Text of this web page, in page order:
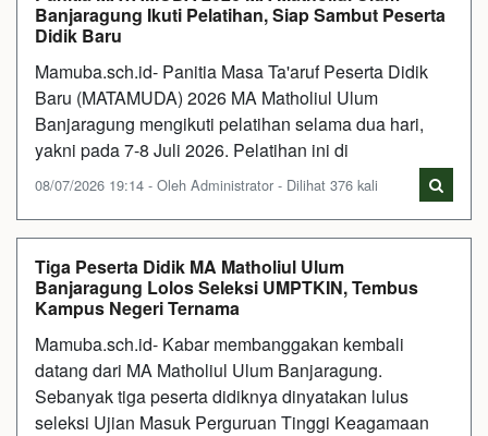
Banjaragung Ikuti Pelatihan, Siap Sambut Peserta
Didik Baru
Mamuba.sch.id- Panitia Masa Ta'aruf Peserta Didik
Baru (MATAMUDA) 2026 MA Matholiul Ulum
Banjaragung mengikuti pelatihan selama dua hari,
yakni pada 7-8 Juli 2026. Pelatihan ini di
08/07/2026 19:14 - Oleh Administrator - Dilihat 376 kali
Tiga Peserta Didik MA Matholiul Ulum
Banjaragung Lolos Seleksi UMPTKIN, Tembus
Kampus Negeri Ternama
Mamuba.sch.id- Kabar membanggakan kembali
datang dari MA Matholiul Ulum Banjaragung.
Sebanyak tiga peserta didiknya dinyatakan lulus
seleksi Ujian Masuk Perguruan Tinggi Keagamaan